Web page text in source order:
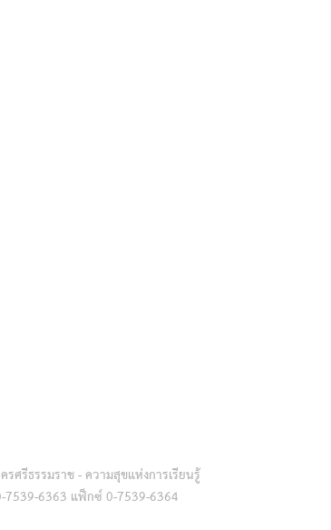
รศรีธรรมราช - ความสุขแห่งการเรียนรู้
7539-6363 แฟ็กซ์ 0-7539-6364